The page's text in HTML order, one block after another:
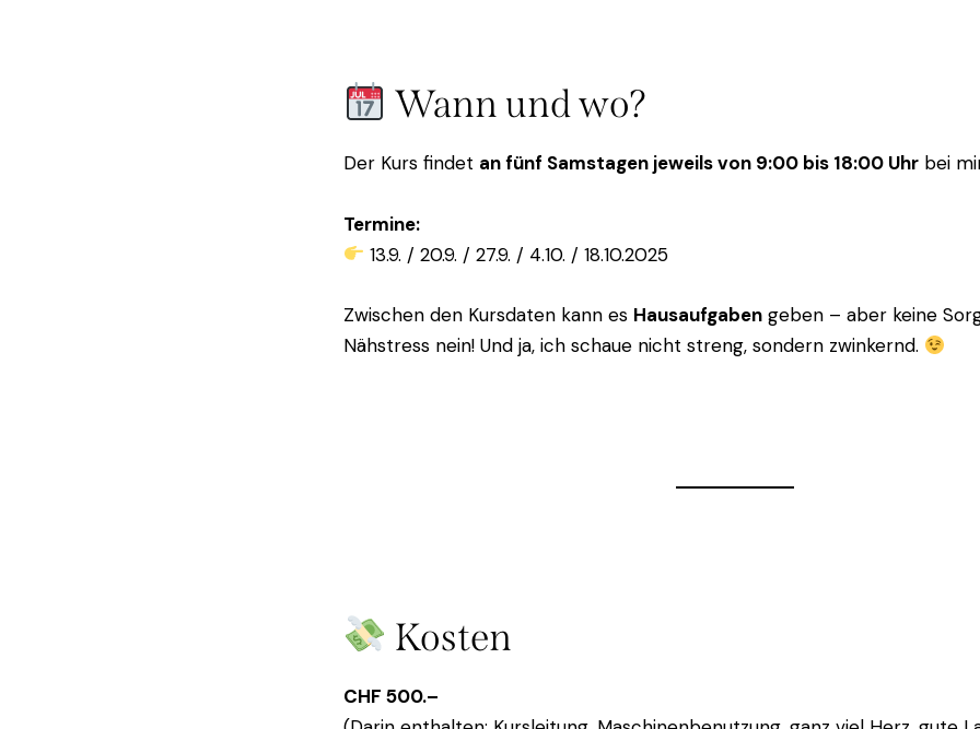
Wann und wo?
Der Kurs findet an fünf Samstagen jeweils von 9:00 bis 18:00 Uhrbei
Termine:
13.9. / 20.9. / 27.9. / 4.10. / 18.10.2025
Zwischen den Kursdaten kann es Hausaufgabengeben – aber keine
Nähstress nein! Und ja, ich schaue nicht streng, sondern zwinkernd.
Kosten
CHF 500.–